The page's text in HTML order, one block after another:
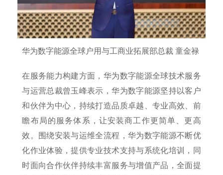
华为数字能源全球户用与工商业拓展部总裁 童金禄
在服务能力构建方面，华为数字能源全球技术服务
与运营总裁曾玉峰表示，华为数字能源坚持以客户
和伙伴为中心，持续打造品质卓越、专业高效、前
瞻布局的服务体系，让安装商工作更简单、更高
效。围绕安装与运维全流程，华为数字能源不断优
化作业体验，提供专业技术支持与系统化培训，同
时面向合作伙伴持续丰富服务与增值产品，全面提